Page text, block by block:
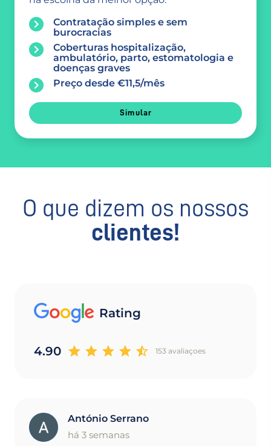
Contratação simples e sem
burocracias
Coberturas hospitalização,
ambulatório, parto, estomatologia e
doenças graves
Preço desde €11,5/mês
Simular
O que dizem os nossos
clientes!
Rating
4.90 153 avaliaçoes
A
António Serrano
há 3 semanas